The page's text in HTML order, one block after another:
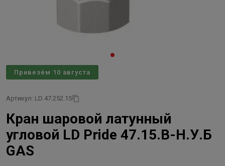
Привезём 10 августа
Артикул: LD 47.252.15
Кран шаровой латунный
угловой LD Pride 47.15.В-Н.У.Б
GAS